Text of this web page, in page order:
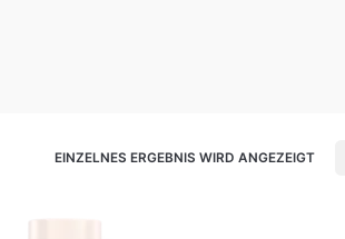
EINZELNES ERGEBNIS WIRD ANGEZEIGT